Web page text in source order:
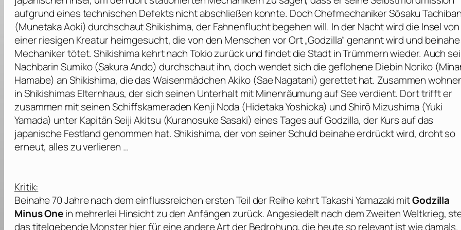
aufgrund eines technischen Defekts nicht abschließen konnte. Doch Chefmechaniker Sōsaku
(Munetaka Aoki) durchschaut Shikishima, der Fahnenflucht begehen will. In der Nacht wird die Insel von
einer riesigen Kreatur heimgesucht, die von den Menschen vor Ort „Godzilla“ genannt wird und
Mechaniker tötet. Shikishima kehrt nach Tokio zurück und findet die Stadt in Trümmern wieder. Auch
Nachbarin Sumiko (Sakura Ando) durchschaut ihn, doch wendet sich die geflohene Diebin Noriko (
Hamabe) an Shikishima, die das Waisenmädchen Akiko (Sae Nagatani) gerettet hat. Zusammen
in Shikishimas Elternhaus, der sich seinen Unterhalt mit Minenräumung auf See verdient. Dort trifft er
zusammen mit seinen Schiffskameraden Kenji Noda (Hidetaka Yoshioka) und Shirō Mizushima (Yuki
Yamada) unter Kapitän Seiji Akitsu (Kuranosuke Sasaki) eines Tages auf Godzilla, der Kurs auf das
japanische Festland genommen hat. Shikishima, der von seiner Schuld beinahe erdrückt wird, droht so
erneut, alles zu verlieren …
Kritik:
Beinahe 70 Jahre nach dem einflussreichen ersten Teil der Reihe kehrtTakashi YamazakimitGodzilla
Minus Onein mehrerlei Hinsicht zu den Anfängen zurück. Angesiedelt nach dem Zweiten Weltkrieg,
das titelgebende Monster hier für eine andere Art der Bedrohung, die heute so relevant ist wie damals.